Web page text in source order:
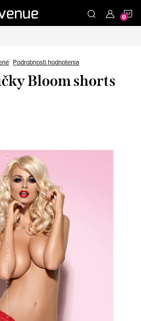
Podrobnosti hodnotenia
Bloom shorts